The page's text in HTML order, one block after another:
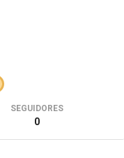
SEGUIDORES
0